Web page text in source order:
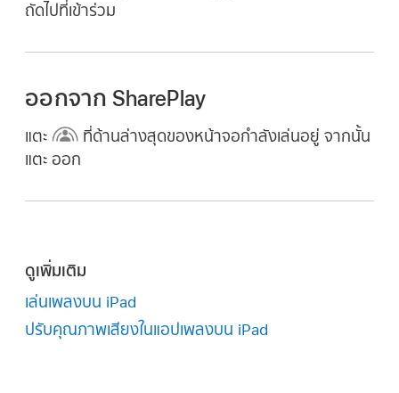
ถัดไปที่เข้าร่วม
ออกจาก SharePlay
แตะ
ที่ด้านล่างสุดของหน้าจอกำลังเล่นอยู่ จากนั้น
แตะ ออก
ดูเพิ่มเติม
เล่นเพลงบน iPad
ปรับคุณภาพเสียงในแอปเพลงบน iPad